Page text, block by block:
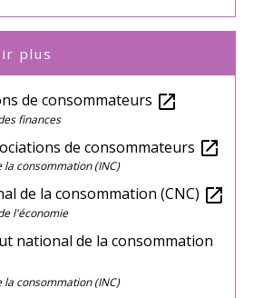
plus
de consommateurs open_in_new
finances
de consommateurs open_in_new
consommation (INC)
de la consommation (CNC) open_in_new
l'économie
national de la consommation
consommation (INC)